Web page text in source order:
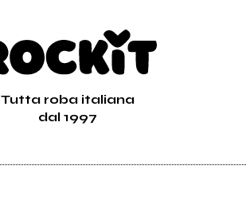
Tutta roba italiana
dal 1997